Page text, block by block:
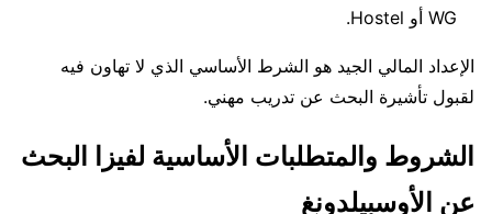
WG أو Hostel.
الإعداد المالي الجيد هو الشرط الأساسي الذي لا تهاون فيه
لقبول تأشيرة البحث عن تدريب مهني.
الشروط والمتطلبات الأساسية لفيزا البحث
عن الأوسبيلدونغ